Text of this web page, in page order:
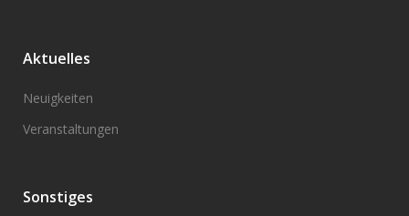
Aktuelles
Neuigkeiten
Veranstaltungen
Sonstiges